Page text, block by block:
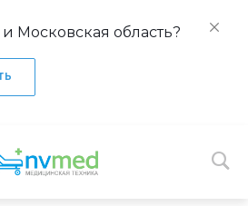
Московская область?